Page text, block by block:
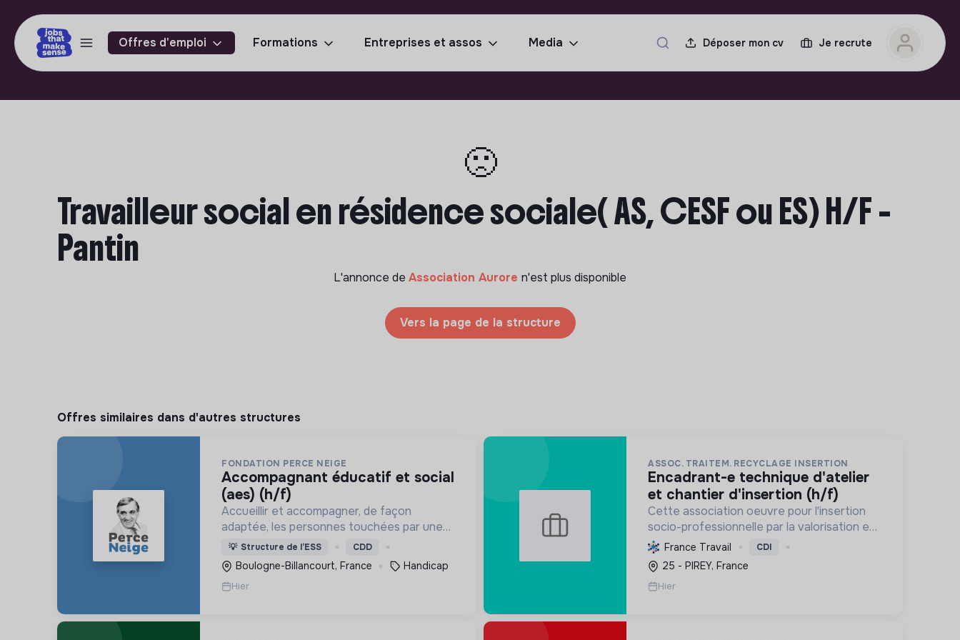
Offres d'emploi Formations Entreprises et assos Media Déposer mon cv Je recrute
🙁
Travailleur social en résidence sociale( AS, CESF ou ES) H/F -
Pantin
L'annonce de Association Aurore n'est plus disponible
Vers la page de la structure
Offres similaires dans d'autres structures
FONDATION PERCE NEIGE
accompagnant éducatif et social
(aes) (h/f)
Accueillir et accompagner, de façon
adaptée, les personnes touchées par une
déficience mentale, un handicap physique
ou psychique
💡 Structure de l’ESS CDD
Boulogne-Billancourt, France Handicap
Hier
ASSOC. TRAITEM. RECYCLAGE INSERTION
encadrant-e technique d'atelier
et chantier d'insertion (h/f)
Cette association oeuvre pour l'insertion
socio-professionnelle par la valorisation et
le recyclage d'objets, le blanchissage et la
sensibilisation environnementale,
promouvant l'économie circulaire e...
France Travail CDI
25 - PIREY, France
Hier